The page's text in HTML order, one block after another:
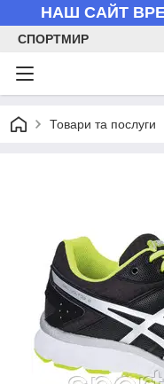
НАШ САЙТ
СПОРТМИР
Товари та послуги